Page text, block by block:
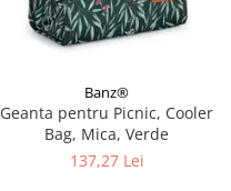
Banz®
Geanta pentru Picnic, Cooler
Bag, Mica, Verde
137,27 Lei